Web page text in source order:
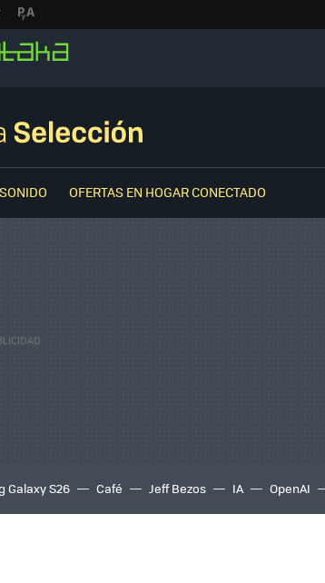
OFERTAS EN HOGAR CONECTADO
Galaxy S26 Café Jeff Bezos IA OpenAI